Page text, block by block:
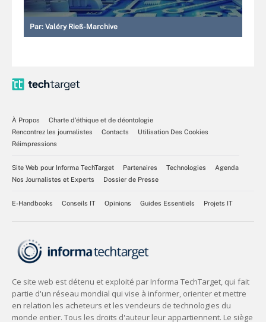
Par: Valéry Rieß-Marchive
À Propos
Charte d’éthique et de déontologie
Rencontrez les journalistes
Contacts
Utilisation Des Cookies
Réimpressions
Site Web pour Informa TechTarget Partenaires Technologies
Agenda
Nos Journalistes et Experts
Dossier de Presse
E-Handbooks Conseils IT Opinions Guides Essentiels Projets IT